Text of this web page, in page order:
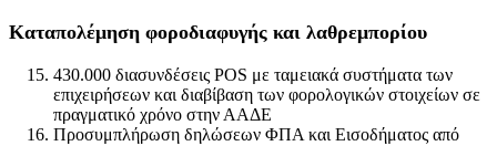
Καταπολέμηση φοροδιαφυγής και λαθρεμπορίου
430.000 διασυνδέσεις POS με ταμειακά συστήματα των
επιχειρήσεων και διαβίβαση των φορολογικών στοιχείων σε
πραγματικό χρόνο στην ΑΑΔΕ
Προσυμπλήρωση δηλώσεων ΦΠΑ και Εισοδήματος από